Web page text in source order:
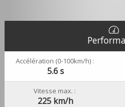
Accélération (0-100km/h) :
5.6 s
Vitesse max. :
225 km/h